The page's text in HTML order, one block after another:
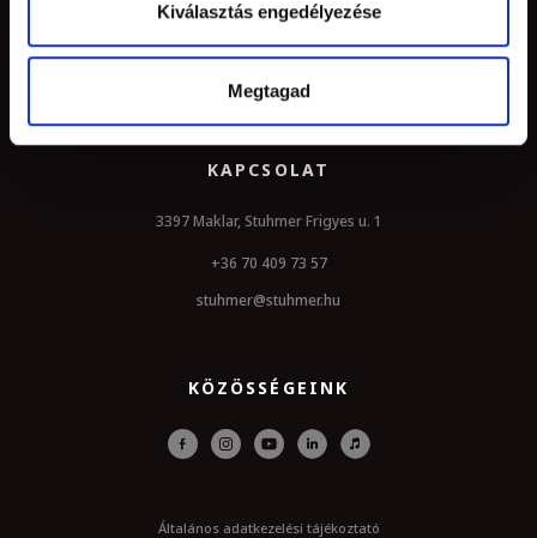
Kiválasztás engedélyezése
Megtagad
Hírlevél
KAPCSOLAT
3397 Maklar, Stuhmer Frigyes u. 1
+36 70 409 73 57
stuhmer@stuhmer.hu
KÖZÖSSÉGEINK
Általános adatkezelési tájékoztató